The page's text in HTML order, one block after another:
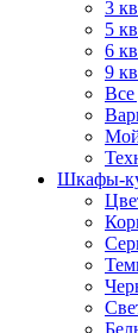
3
5
6
9
Все
Шкафы-